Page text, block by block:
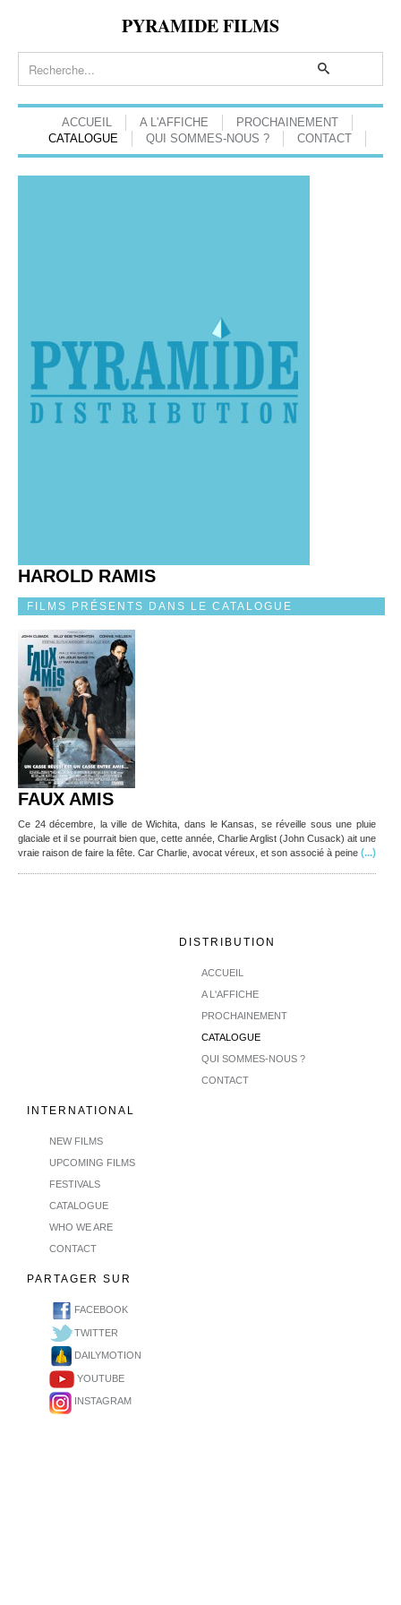
PYRAMIDE FILMS
ACCUEIL A L'AFFICHE
PROCHAINEMENT
CATALOGUE
QUI SOMMES-NOUS ? CONTACT
HAROLD RAMIS
FILMS PRÉSENTS DANS LE CATALOGUE
FAUX AMIS
Ce 24 décembre, la ville de Wichita, dans le Kansas, se réveille sous une pluie
glaciale et il se pourrait bien que, cette année, Charlie Arglist (John Cusack) ait une
vraie raison de faire la fête. Car Charlie, avocat véreux, et son associé à peine (...)
DISTRIBUTION
ACCUEIL
A L'AFFICHE
PROCHAINEMENT
CATALOGUE
QUI SOMMES-NOUS ?
CONTACT
INTERNATIONAL
NEW FILMS
UPCOMING FILMS
FESTIVALS
CATALOGUE
WHO WE ARE
CONTACT
PARTAGER SUR
FACEBOOK
TWITTER
DAILYMOTION
YOUTUBE
INSTAGRAM